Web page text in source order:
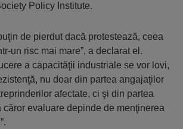
Policy Institute.
de pierdut dacă protestează, ceea
un risc mai mare”, a declarat el.
a capacităţii industriale se vor lovi,
nu doar din partea angajaţilor
afectate, ci şi din partea
evaluare depinde de menţinerea